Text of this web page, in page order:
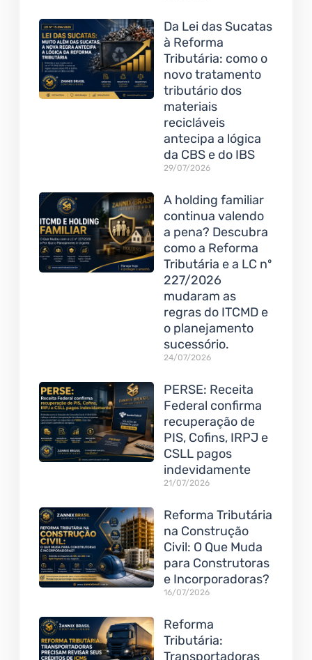
Da Lei das Sucatas
à Reforma
Tributária: como o
novo tratamento
tributário dos
materiais
recicláveis
antecipa a lógica
da CBS e do IBS
29/07/2026
A holding familiar
continua valendo
a pena? Descubra
como a Reforma
Tributária e a LC nº
227/2026
mudaram as
regras do ITCMD e
o planejamento
sucessório.
24/07/2026
PERSE: Receita
Federal confirma
recuperação de
PIS, Cofins, IRPJ e
CSLL pagos
indevidamente
21/07/2026
Reforma Tributária
na Construção
Civil: O Que Muda
para Construtoras
e Incorporadoras?
16/07/2026
Reforma
Tributária:
Transportadoras